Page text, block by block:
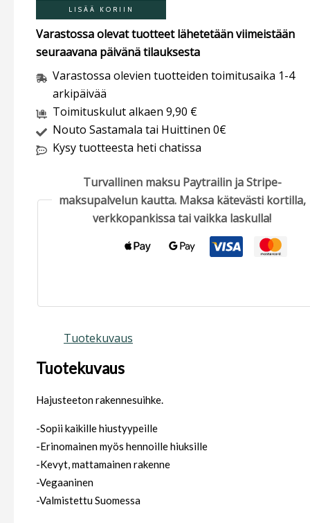
LISÄÄ KORIIN
Varastossa olevat tuotteet lähetetään viimeistään
seuraavana päivänä tilauksesta
Varastossa olevien tuotteiden toimitusaika 1-4
arkipäivää
Toimituskulut alkaen 9,90 €
Nouto Sastamala tai Huittinen 0€
Kysy tuotteesta heti chatissa
Turvallinen maksu Paytrailin ja Stripe-
maksupalvelun kautta. Maksa kätevästi kortilla,
verkkopankissa tai vaikka laskulla!
Tuotekuvaus
Tuotekuvaus
Hajusteeton rakennesuihke.
-Sopii kaikille hiustyypeille
-Erinomainen myös hennoille hiuksille
-Kevyt, mattamainen rakenne
-Vegaaninen
-Valmistettu Suomessa